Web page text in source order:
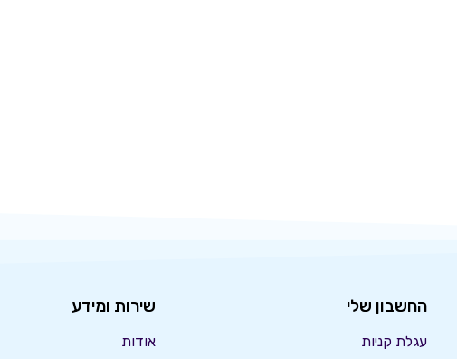
החשבון שלי
עגלת קניות
שירות ומידע
אודות